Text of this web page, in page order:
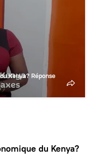
Kenya? Réponse
du Kenya?